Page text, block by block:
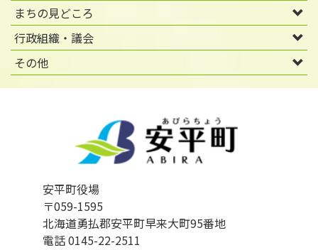
まちの見どころ
行政組織・議会
その他
安平町役場
〒059-1595
北海道勇払郡安平町早来大町95番地
電話 0145-22-2511